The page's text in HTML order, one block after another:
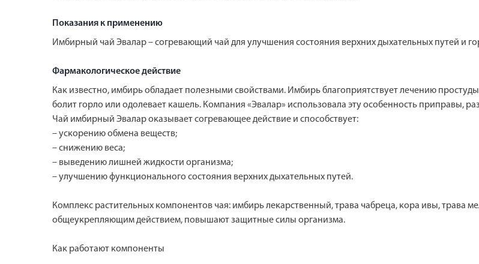
Показания к применению
Имбирный чай Эвалар – согревающий чай для улучшения состояния верхних дыхательных путей и
Фармакологическое действие
Как известно, имбирь обладает полезными свойствами. Имбирь благоприятствует лечению
болит горло или одолевает кашель. Компания «Эвалар» использовала эту особенность приправы,
Чай имбирный Эвалар оказывает согревающее действие и способствует:
– ускорению обмена веществ;
– снижению веса;
– выведению лишней жидкости организма;
– улучшению функционального состояния верхних дыхательных путей.
Комплекс растительных компонентов чая: имбирь лекарственный, трава чабреца, кора ивы,
общеукрепляющим действием, повышают защитные силы организма.
Как работают компоненты